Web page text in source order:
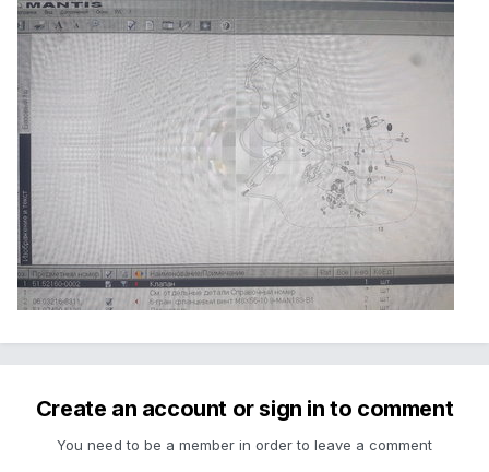
Create an account or sign in to comment
You need to be a member in order to leave a comment